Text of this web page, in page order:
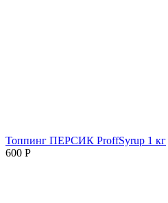
Топпинг ПЕРСИК ProffSyrup 1 кг
600 Р